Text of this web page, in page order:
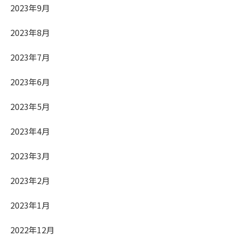
2023年9月
2023年8月
2023年7月
2023年6月
2023年5月
2023年4月
2023年3月
2023年2月
2023年1月
2022年12月